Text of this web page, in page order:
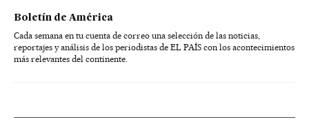
Boletín de América
Cada semana en tu cuenta de correo una selección de las noticias,
reportajes y análisis de los periodistas de EL PAÍS con los acontecimientos
más relevantes del continente.